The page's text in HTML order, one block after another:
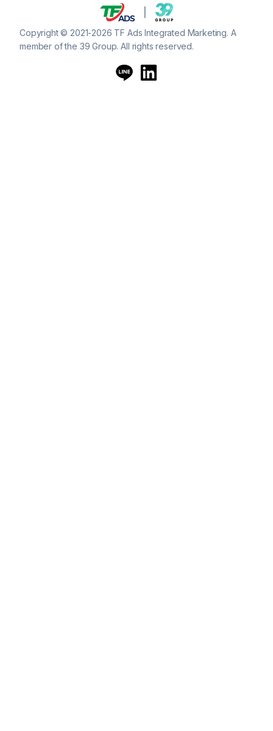
Copyright © 2021-2026 TF Ads Integrated Marketing. A
member of the 39 Group. All rights reserved.